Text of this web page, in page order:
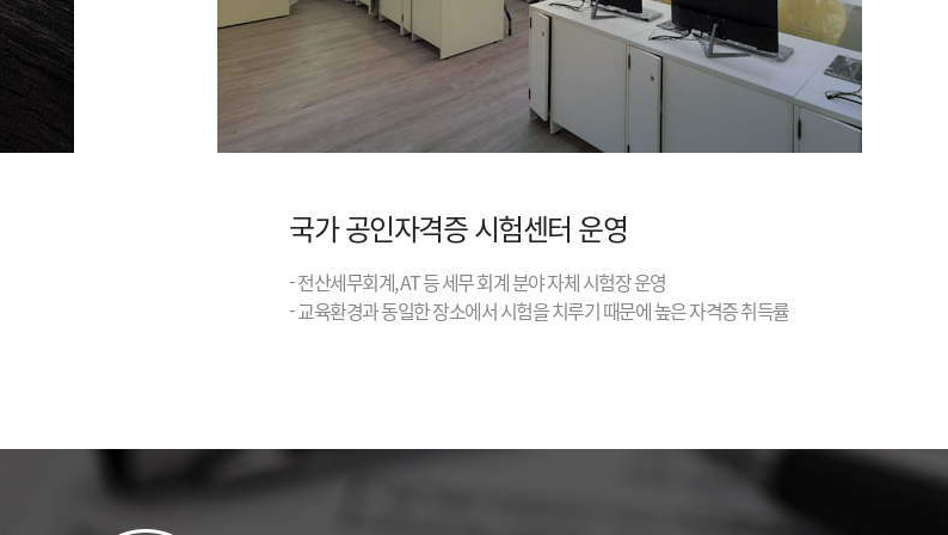
국가 공인자격증 시험센터 운영
- 전산세무회계, AT 등 세무 회계 분야 자체 시험장 운영
- 교육환경과 동일한 장소에서 시험을 치루기 때문에 높은 자격증 취득률